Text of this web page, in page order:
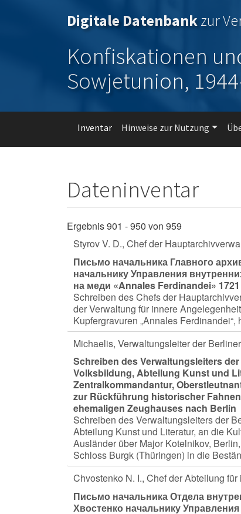
Digitale Datenbankzur
Konfiskationen
Sowjetunion,
Hauptnavigation
Inventar Hinweise zur Nutzung
Dateninventar
Ergebnis 901 - 950 von 959
Styrov V. D., Chef der
Письмо начальника Главного
начальнику Управления
на меди «Annales Ferdinandei»
Schreiben des Chefs der
der Verwaltung für innere
Kupfergravuren „Annales
Michaelis, Verwaltungsleiter der
Schreiben des Verwaltungsleiters
Volksbildung, Abteilung Kunst und
Zentralkommandantur,
zur Rückführung historischer
ehemaligen Zeughauses nach Berlin
Schreiben des Verwaltungsleiters der
Abteilung Kunst und Literatur, an die
Ausländer über Major Kotelnikov,
Schloss Burgk (Thüringen) in die
Chvostenko N. I., Chef der Abteilung
Письмо начальника Отдела
Хвостенко начальнику